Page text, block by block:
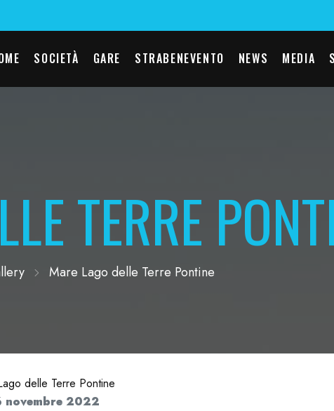
SOCIETÀ GARE STRABENEVENTO NEWS MEDIA
TERRE
Mare Lago delle Terre Pontine
delle Terre Pontine
novembre 2022